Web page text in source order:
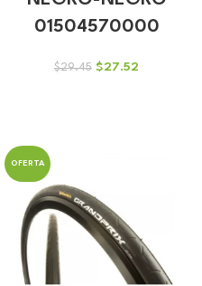
01504570000
$29.45 El
$27.52
OFERTA